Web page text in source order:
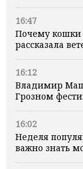
16:47
Почему кошки
рассказала
16:12
Владимир
Грозном
16:02
Неделя
важно знать